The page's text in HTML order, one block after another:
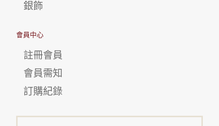
銀飾
會員中心
註冊會員
會員需知
訂購紀錄